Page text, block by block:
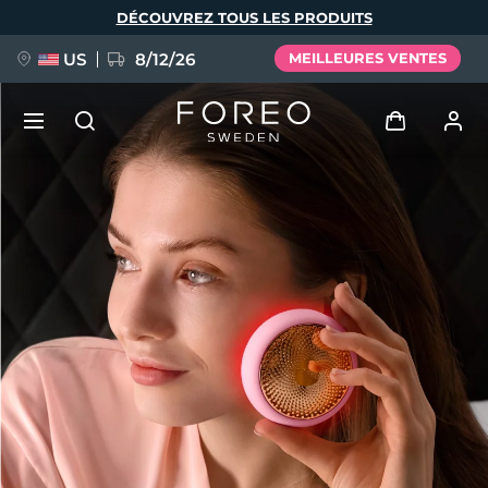
DÉCOUVREZ TOUS LES PRODUITS
US 8/12/26 MEILLEURES VENTES
Se connecter
Profil de l'utilisateur
Mes appareils
Mes commandes
Mes adresses
Mes abonnements
NOUVEAU
FAQ™ Pure Beauty-Tech Elixir
BREAKING NEWS
issa™ Teeth Whitening Set
Langue
Deutsch
Español
Français
Italiano
Português
Polski
Svenska
Русский
Türkçe
简体中文 繁體中文